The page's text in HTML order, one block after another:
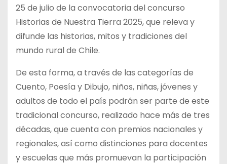
25 de julio de la convocatoria del concurso
Historias de Nuestra Tierra 2025, que releva y
difunde las historias, mitos y tradiciones del
mundo rural de Chile.
De esta forma, a través de las categorías de
Cuento, Poesía y Dibujo, niños, niñas, jóvenes y
adultos de todo el país podrán ser parte de este
tradicional concurso, realizado hace más de tres
décadas, que cuenta con premios nacionales y
regionales, así como distinciones para docentes
y escuelas que más promuevan la participación